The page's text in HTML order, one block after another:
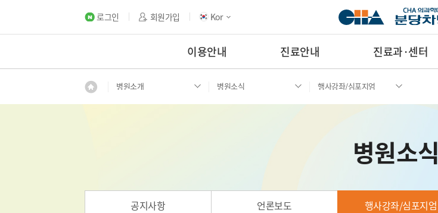
로그인 회원가입 Kor
이용안내 진료안내 진료과·센터
병원소개 병원소식 행사강좌/심포지엄
병원소식
공지사항 언론보도 행사강좌/심포지엄